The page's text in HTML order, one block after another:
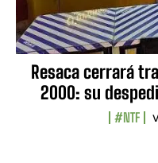
Resaca cerrará
2000: su
#NTF